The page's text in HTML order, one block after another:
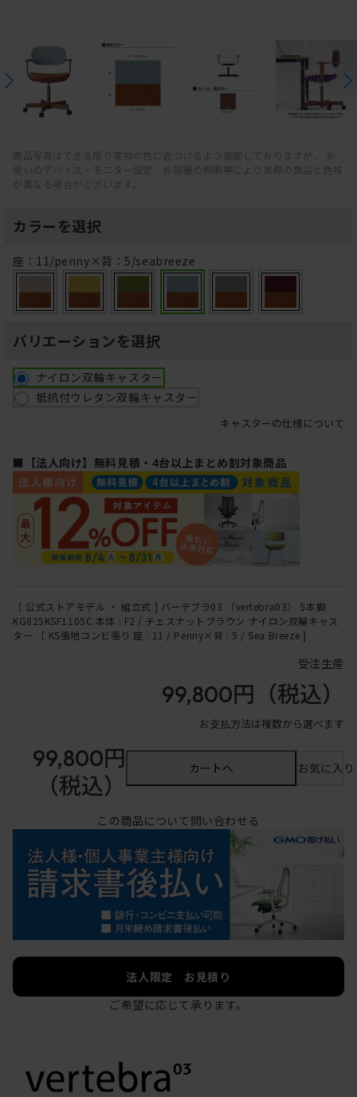
商品写真はできる限り実物の色に近づけるよう徹底しておりますが、 お
使いのデバイス・モニター設定、お部屋の照明等により実際の商品と色味
が異なる場合がございます。
カラーを選択
座：11/penny×背：5/seabreeze
バリエーションを選択
ナイロン双輪キャスター
抵抗付ウレタン双輪キャスター
キャスターの仕様について
■【法人向け】無料見積・4台以上まとめ割対象商品
［ 公式ストアモデル ・ 組立式 ] バーテブラ03 （vertebra03） 5本脚
KG825KSF1105C 本体 : F2 / チェスナットブラウン ナイロン双輪キャス
ター ［ KS張地コンビ張り 座 : 11 / Penny×背 : 5 / Sea Breeze ]
受注生産
99,800円 （税込）
お支払方法は複数から選べます
99,800円
（税込）
カートへ お気に入
この商品について問い合わせる
法人限定 お見積り
ご希望に応じて承ります。